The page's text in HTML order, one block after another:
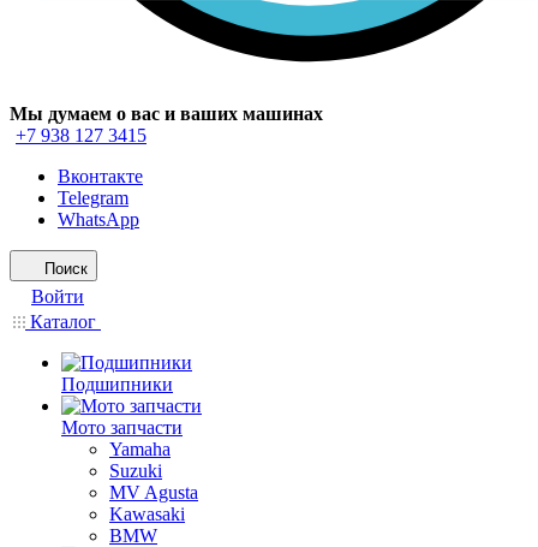
Мы думаем о вас и ваших машинах
+7 938 127 3415
Вконтакте
Telegram
WhatsApp
Поиск
Войти
Каталог
Подшипники
Мото запчасти
Yamaha
Suzuki
MV Agusta
Kawasaki
BMW